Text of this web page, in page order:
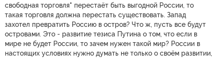
свободная торговля" перестаёт быть выгодной России, то
такая торговля должна перестать существовать. Запад
захотел превратить Россию в остров? Что ж, пусть все будут
островами. Это - развитие тезиса Путина о том, что если в
мире не будет России, то зачем нужен такой мир? России в
настоящих условиях нужно думать не только о своём развитии,